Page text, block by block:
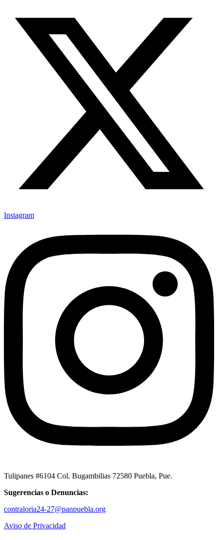
Instagram
Tulipanes #6104 Col. Bugambilias 72580 Puebla, Pue.
Sugerencias o Denuncias:
contraloria24-27@panpuebla.org
Aviso de Privacidad